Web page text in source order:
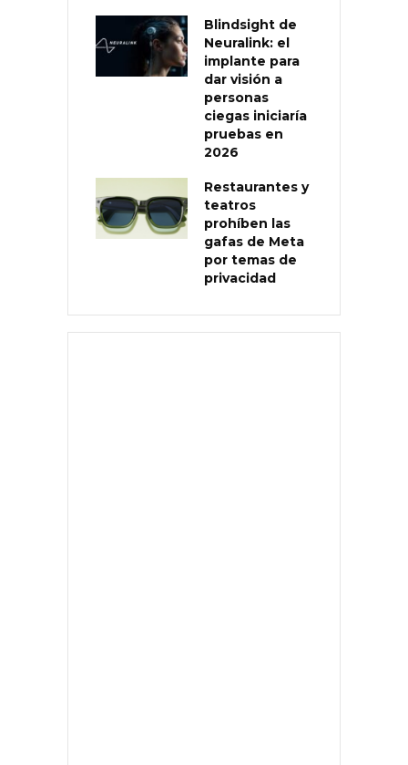
Blindsight de
Neuralink: el
implante para
dar visión a
personas
ciegas iniciaría
pruebas en
2026
Restaurantes y
teatros
prohíben las
gafas de Meta
por temas de
privacidad